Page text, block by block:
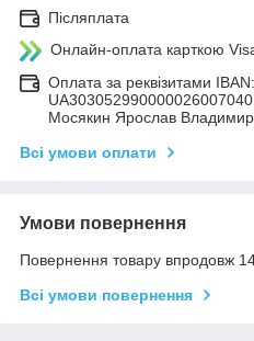
Післяплата
Онлайн-оплата карткою
Оплата за реквізитами IBAN:
Мосякин Ярослав
Всі умови оплати
Умови повернення
Повернення товару впродовж
Всі умови повернення